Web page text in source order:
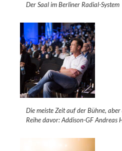
Der Saal im Berliner Radial-System
Die meiste Zeit auf der Bühne,
Reihe davor: Addison-GF Andreas